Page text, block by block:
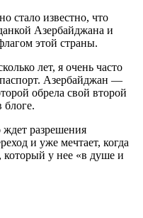
стало известно, что
Азербайджана и
этой страны.
лет, я очень часто
Азербайджан —
обрела свой второй
ждет разрешения
и уже мечтает, когда
который у нее «в душе и